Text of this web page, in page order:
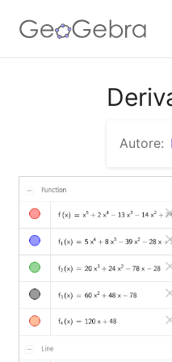
Autore: